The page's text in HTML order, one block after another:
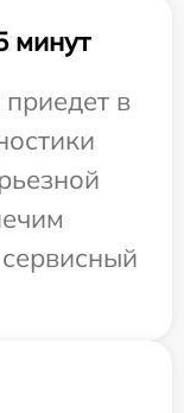
минут
в